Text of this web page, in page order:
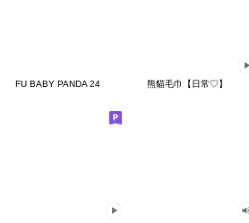
FU BABY PANDA 24 熊貓毛巾【日常♡】